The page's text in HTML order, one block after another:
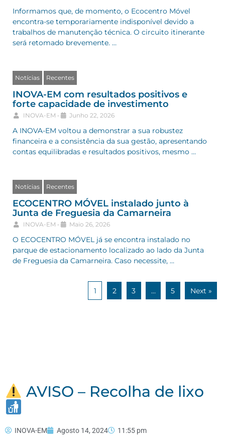
Informamos que, de momento, o Ecocentro Móvel
encontra-se temporariamente indisponível devido a
trabalhos de manutenção técnica. O circuito itinerante
será retomado brevemente. …
Notícias Recentes
INOVA-EM com resultados positivos e
forte capacidade de investimento
INOVA-EM • Junho 22, 2026
A INOVA-EM voltou a demonstrar a sua robustez
financeira e a consistência da sua gestão, apresentando
contas equilibradas e resultados positivos, mesmo …
Notícias Recentes
ECOCENTRO MÓVEL instalado junto à
Junta de Freguesia da Camarneira
INOVA-EM • Maio 26, 2026
O ECOCENTRO MÓVEL já se encontra instalado no
parque de estacionamento localizado ao lado da Junta
de Freguesia da Camarneira. Caso necessite, …
1 2 3 … 5 Next »
AVISO – Recolha de lixo
INOVA-EM Agosto 14, 2024 11:55 pm